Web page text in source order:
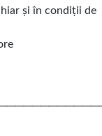
și în condiții de